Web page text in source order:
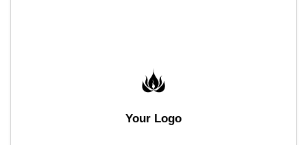
Your Logo